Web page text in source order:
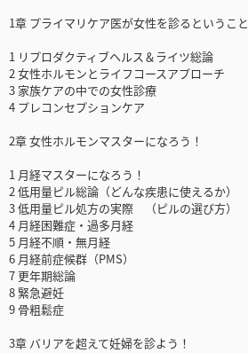
1章 プライマリケア医が女性を診るということ
1 リプロダクティブヘルス＆ライツ総論
2 女性ホルモンとライフコースアプローチ
3 家族ケアの中での女性診療
4 プレコンセプションケア
2章 女性ホルモンマスターになろう！
1 月経マスターになろう！
2 低用量ピル総論（どんな疾患に使えるか）
3 低用量ピル処方の実際 （ピルの選び方）
4 月経困難症・過多月経
5 月経不順・無月経
6 月経前症候群（PMS）
7 更年期総論
8 緊急避妊
9 骨粗鬆症
3章 バリアを超えて妊婦を診よう！